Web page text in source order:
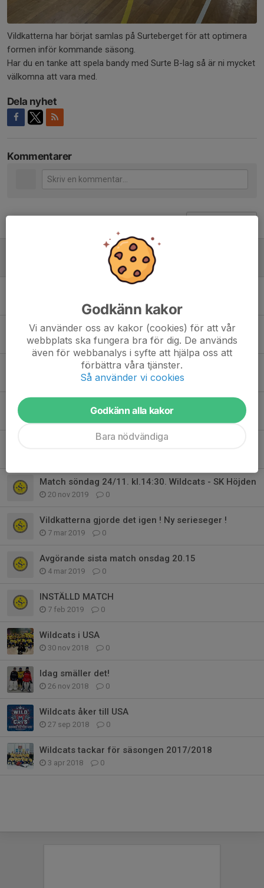
Vildkatterna har börjat samlas på Surteberget för att optimera
formen inför kommande säsong.
Har du en tanke att spela bandy med Surte B-lag så är ni mycket
välkomna att vara med.
Dela nyhet
Kommentarer
Försäsongsträning
0
11 sep 2022 0
Wildcats - Första samlingen och en efterlysning
10 sep 2020 0
Wildcats mot Mölndal B 13.30 Söndag Ale Arena
15 feb 2020 0
Wildcats - KSK 4-2
Dagens match mot Slottshov är inställd.
Match söndag 24/11. kl.14:30. Wildcats - SK Höjden
20 nov 2019 0
Vildkatterna gjorde det igen ! Ny serieseger !
7 mar 2019 0
Avgörande sista match onsdag 20.15
4 mar 2019 0
INSTÄLLD MATCH
7 feb 2019 0
Wildcats i USA
30 nov 2018 0
Idag smäller det!
26 nov 2018 0
Wildcats åker till USA
27 sep 2018 0
Wildcats tackar för säsongen 2017/2018
3 apr 2018 0
Godkänn kakor
Vi använder oss av kakor (cookies) för att vår
webbplats ska fungera bra för dig. De används
även för webbanalys i syfte att hjälpa oss att
förbättra våra tjänster.
Så använder vi cookies
Godkänn alla kakor
Bara nödvändiga